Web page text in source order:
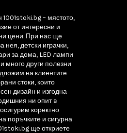
– мястото,
от интересни и
цени. При нас ще
нея, детски играчки,
за дома, LED лампи
много други полезни
на клиентите
стоки, които
дизайн и изгодна
ни опит в
коректно
поръчките и сигурна
ще откриете